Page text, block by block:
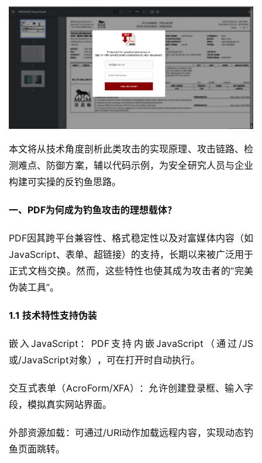
本文将从技术角度剖析此类攻击的实现原理、攻击链路、检
测难点、防御方案，辅以代码示例，为安全研究人员与企业
构建可实操的反钓鱼思路。
一、 PDF为何成为钓鱼攻击的理想载体？
PDF因其跨平台兼容性、格式稳定性以及对富媒体内容（如
JavaScript、表单、超链接）的支持，长期以来被广泛用于
正式文档交换。然而，这些特性也使其成为攻击者的“完美
伪装工具”。
1.1 技术特性支持伪装
嵌入JavaScript：PDF支持内嵌JavaScript（通过/JS
或/JavaScript对象），可在打开时自动执行。
交互式表单（AcroForm/XFA）：允许创建登录框、输入字
段，模拟真实网站界面。
外部资源加载：可通过/URI动作加载远程内容，实现动态钓
鱼页面跳转。